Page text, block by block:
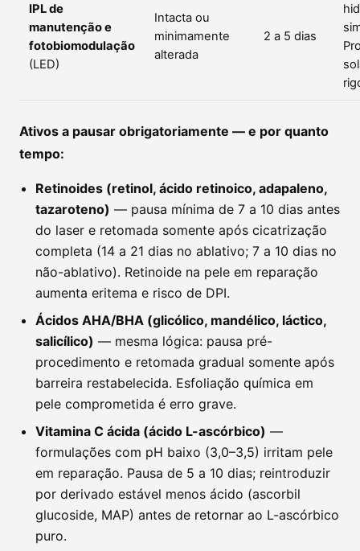
IPL de
manutenção e
fotobiomodulação
(LED)
Intacta ou
minimamente
alterada
2 a 5 dias
Ativos a pausar obrigatoriamente — e por quanto
tempo:
Retinoides (retinol, ácido retinoico, adapaleno,
tazaroteno) — pausa mínima de 7 a 10 dias antes
do laser e retomada somente após cicatrização
completa (14 a 21 dias no ablativo; 7 a 10 dias no
não-ablativo). Retinoide na pele em reparação
aumenta eritema e risco de DPI.
Ácidos AHA/BHA (glicólico, mandélico, láctico,
salicílico) — mesma lógica: pausa pré-
procedimento e retomada gradual somente após
barreira restabelecida. Esfoliação química em
pele comprometida é erro grave.
Vitamina C ácida (ácido L-ascórbico) —
formulações com pH baixo (3,0–3,5) irritam pele
em reparação. Pausa de 5 a 10 dias; reintroduzir
por derivado estável menos ácido (ascorbil
glucoside, MAP) antes de retornar ao L-ascórbico
puro.